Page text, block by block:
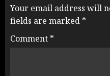
Your email address will
fields are marked *
Comment *